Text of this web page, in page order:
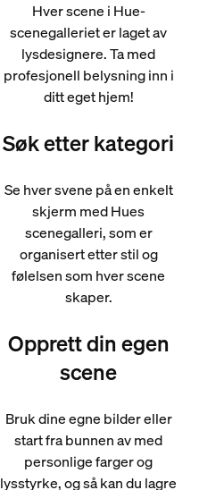
Hver scene i Hue-
scenegalleriet er laget av
lysdesignere. Ta med
profesjonell belysning inn i
ditt eget hjem!
Søk etter kategori
Se hver svene på en enkelt
skjerm med Hues
scenegalleri, som er
organisert etter stil og
følelsen som hver scene
skaper.
Opprett din egen
scene
Bruk dine egne bilder eller
start fra bunnen av med
personlige farger og
lysstyrke, og så kan du lagre